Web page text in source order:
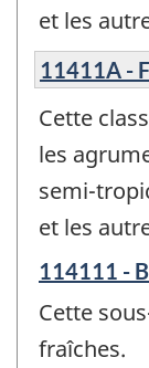
et les
11411A -
Cette
les
semi-
et les
114111 -
Cette
fraîches.